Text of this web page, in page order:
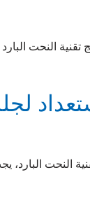
تقنية النحت
النحت